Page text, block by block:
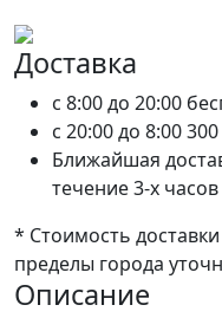
Доставка
c 8:00 до 20:00
c 20:00 до 8:00
Ближайшая
течение 3-х часов
* Стоимость
пределы города
Описание